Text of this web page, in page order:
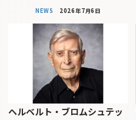
NEWS 2026年7月6日
ヘルベルト・ブロムシュテッ